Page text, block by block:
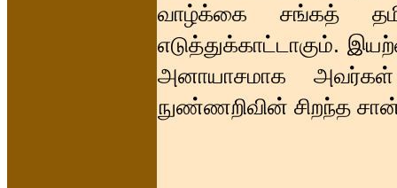
வாழ்க்கை சங்கத்
எடுத்துக்காட்டாகும்.
அனாயாசமாக
நுண்ணறிவின் சிறந்த